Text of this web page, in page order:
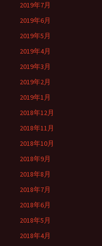
2019年7月
2019年6月
2019年5月
2019年4月
2019年3月
2019年2月
2019年1月
2018年12月
2018年11月
2018年10月
2018年9月
2018年8月
2018年7月
2018年6月
2018年5月
2018年4月